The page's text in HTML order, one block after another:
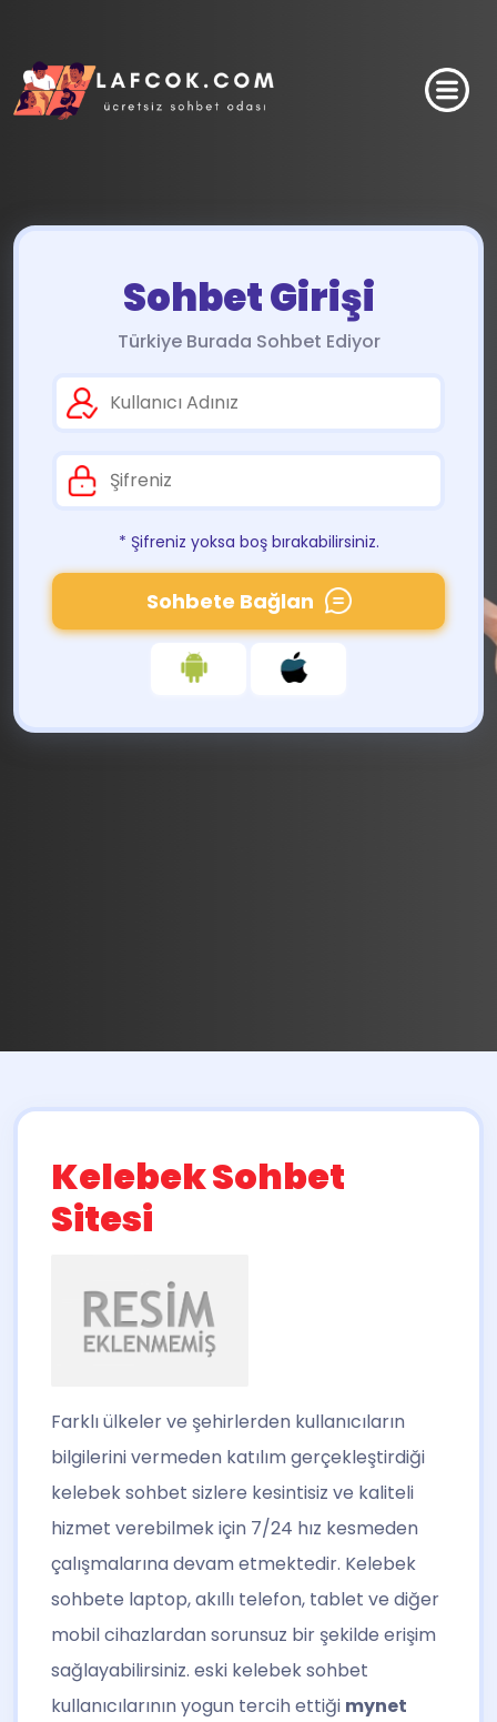
Sohbet Girişi
Türkiye Burada Sohbet Ediyor
* Şifreniz yoksa boş bırakabilirsiniz.
Sohbete Bağlan
Kelebek Sohbet
Sitesi
Farklı ülkeler ve şehirlerden kullanıcıların
bilgilerini vermeden katılım gerçekleştirdiği
kelebek sohbet sizlere kesintisiz ve kaliteli
hizmet verebilmek için 7/24 hız kesmeden
çalışmalarına devam etmektedir. Kelebek
sohbete laptop, akıllı telefon, tablet ve diğer
mobil cihazlardan sorunsuz bir şekilde erişim
sağlayabilirsiniz. eski kelebek sohbet
kullanıcılarının yogun tercih ettiği mynet